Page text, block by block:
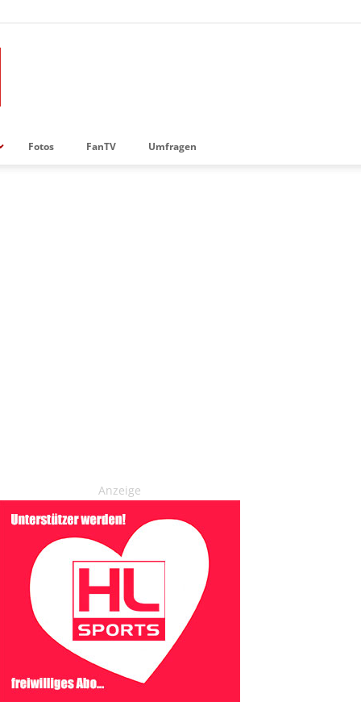
Fotos FanTV Umfragen
Anzeige